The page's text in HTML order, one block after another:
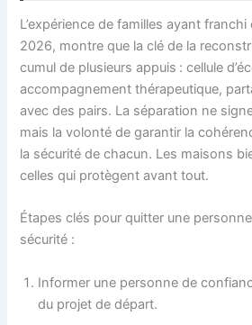
L’expérience de familles ayant
2026, montre que la clé de la
cumul de plusieurs appuis : cellule
accompagnement thérapeutique,
avec des pairs. La séparation ne
mais la volonté de garantir la
la sécurité de chacun. Les maisons
celles qui protègent avant tout.
Étapes clés pour quitter une
sécurité :
Informer une personne de
du projet de départ.